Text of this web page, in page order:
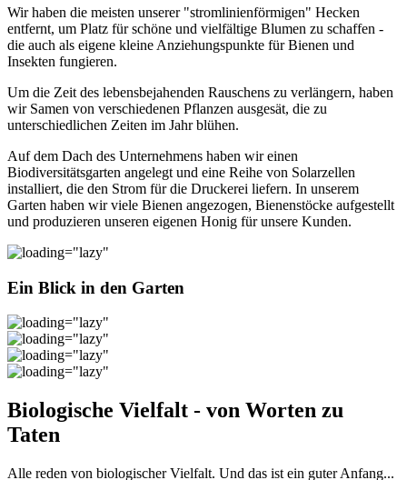
Wir haben die meisten unserer "stromlinienförmigen" Hecken
entfernt, um Platz für schöne und vielfältige Blumen zu schaffen -
die auch als eigene kleine Anziehungspunkte für Bienen und
Insekten fungieren.
Um die Zeit des lebensbejahenden Rauschens zu verlängern, haben
wir Samen von verschiedenen Pflanzen ausgesät, die zu
unterschiedlichen Zeiten im Jahr blühen.
Auf dem Dach des Unternehmens haben wir einen
Biodiversitätsgarten angelegt und eine Reihe von Solarzellen
installiert, die den Strom für die Druckerei liefern. In unserem
Garten haben wir viele Bienen angezogen, Bienenstöcke aufgestellt
und produzieren unseren eigenen Honig für unsere Kunden.
Ein Blick in den Garten
Biologische Vielfalt - von Worten zu
Taten
Alle reden von biologischer Vielfalt. Und das ist ein guter Anfang...